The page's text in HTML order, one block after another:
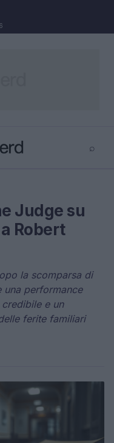
⌕
Judge su
Robert
la scomparsa di
una performance
e un
ferite familiari